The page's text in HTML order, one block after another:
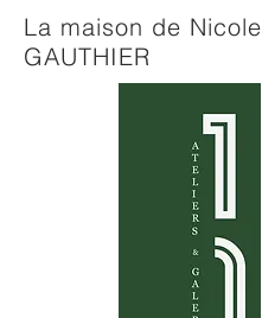
La maison de Nicole
GAUTHIER